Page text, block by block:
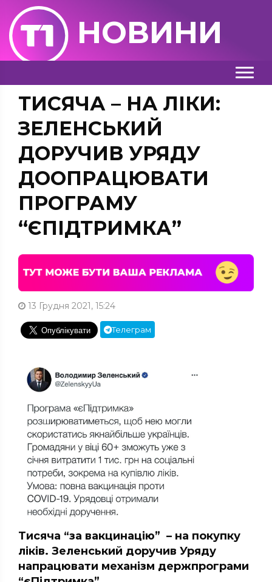
НОВИНИ
ТИСЯЧА – НА ЛІКИ:
ЗЕЛЕНСЬКИЙ
ДОРУЧИВ УРЯДУ
ДООПРАЦЮВАТИ
ПРОГРАМУ
“ЄПІДТРИМКА”
13 Грудня 2021, 15:24
Телеграм
Тисяча “за вакцинацію” – на покупку
ліків. Зеленський доручив Уряду
напрацювати механізм держпрограми